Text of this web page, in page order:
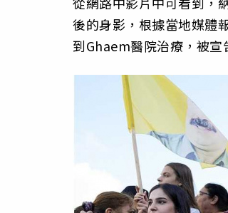
後的身影，根據當地媒體
到Ghaem醫院治療，被宣